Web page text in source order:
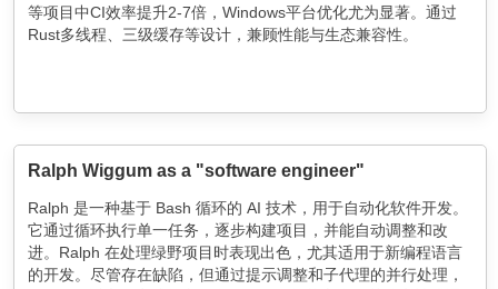
等项目中CI效率提升2-7倍，Windows平台优化尤为显著。通过
Rust多线程、三级缓存等设计，兼顾性能与生态兼容性。
Ralph Wiggum as a "software engineer"
Ralph 是一种基于 Bash 循环的 AI 技术，用于自动化软件开发。
它通过循环执行单一任务，逐步构建项目，并能自动调整和改
进。Ralph 在处理绿野项目时表现出色，尤其适用于新编程语言
的开发。尽管存在缺陷，但通过提示调整和子代理的并行处理，